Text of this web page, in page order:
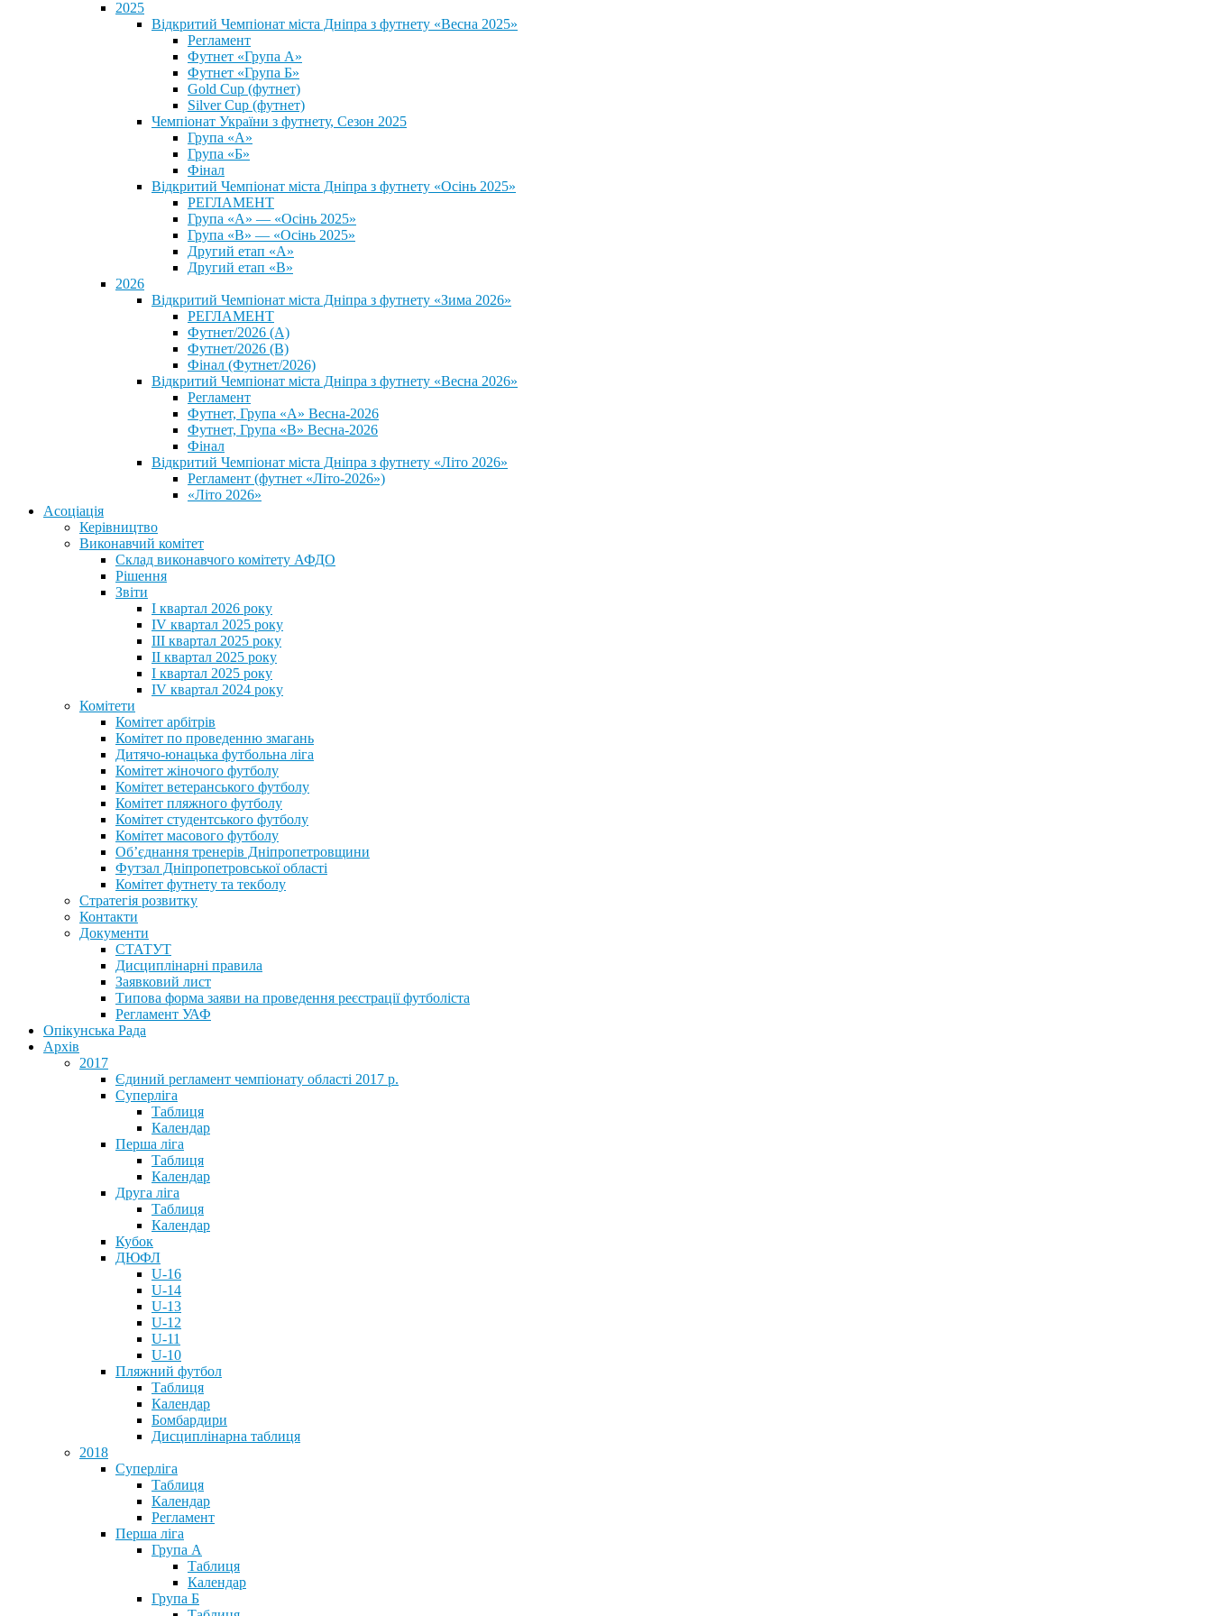
2025
Відкритий Чемпіонат міста Дніпра з футнету «Весна 2025»
Регламент
Футнет «Група А»
Футнет «Група Б»
Gold Cup (футнет)
Silver Cup (футнет)
Чемпіонат України з футнету, Сезон 2025
Група «А»
Група «Б»
Фінал
Відкритий Чемпіонат міста Дніпра з футнету «Осінь 2025»
РЕГЛАМЕНТ
Група «А» — «Осінь 2025»
Група «В» — «Осінь 2025»
Другий етап «А»
Другий етап «В»
2026
Відкритий Чемпіонат міста Дніпра з футнету «Зима 2026»
РЕГЛАМЕНТ
Футнет/2026 (А)
Футнет/2026 (В)
Фінал (Футнет/2026)
Відкритий Чемпіонат міста Дніпра з футнету «Весна 2026»
Регламент
Футнет, Група «А» Весна-2026
Футнет, Група «В» Весна-2026
Фінал
Відкритий Чемпіонат міста Дніпра з футнету «Літо 2026»
Регламент (футнет «Літо-2026»)
«Літо 2026»
Асоціація
Керівництво
Виконавчий комітет
Склад виконавчого комітету АФДО
Рішення
Звіти
I квартал 2026 року
IV квартал 2025 року
III квартал 2025 року
II квартал 2025 року
I квартал 2025 року
IV квартал 2024 року
Комітети
Комітет арбітрів
Комітет по проведенню змагань
Дитячо-юнацька футбольна ліга
Комітет жіночого футболу
Комітет ветеранського футболу
Комітет пляжного футболу
Комітет студентського футболу
Комітет масового футболу
Обʼєднання тренерів Дніпропетровщини
Футзал Дніпропетровської області
Комітет футнету та текболу
Стратегія розвитку
Контакти
Документи
СТАТУТ
Дисциплінарні правила
Заявковий лист
Типова форма заяви на проведення реєстрації футболіста
Регламент УАФ
Опікунська Рада
Архів
2017
Єдиний регламент чемпіонату області 2017 р.
Суперліга
Таблиця
Календар
Перша ліга
Таблиця
Календар
Друга ліга
Таблиця
Календар
Кубок
ДЮФЛ
U-16
U-14
U-13
U-12
U-11
U-10
Пляжний футбол
Таблиця
Календар
Бомбардири
Дисциплінарна таблиця
2018
Суперліга
Таблиця
Календар
Регламент
Перша ліга
Група А
Таблиця
Календар
Група Б